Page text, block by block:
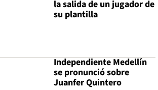
la salida de un jugador de
su plantilla
Independiente Medellín
se pronunció sobre
Juanfer Quintero